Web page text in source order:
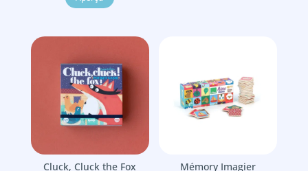
Cluck, Cluck the Fox Mémory Imagier